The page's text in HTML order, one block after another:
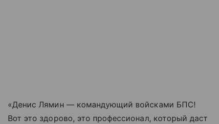
«Денис Лямин — командующий войсками БПС!
Вот это здорово, это профессионал, который даст